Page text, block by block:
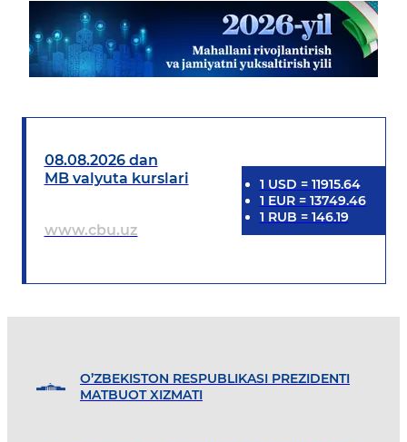
08.08.2026 dan
MB valyuta kurslari
www.cbu.uz
1 USD = 11915.64
1 EUR= 13749.46
1 RUB = 146.19
O’ZBEKISTON RESPUBLIKASI PREZIDENTI
MATBUOT XIZMATI